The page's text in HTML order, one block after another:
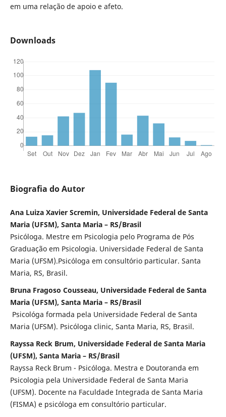
em uma relação de apoio e afeto.
Downloads
Biografia do Autor
Ana Luiza Xavier Scremin, Universidade Federal de Santa
Maria (UFSM), Santa Maria – RS/Brasil
Psicóloga. Mestre em Psicologia pelo Programa de Pós
Graduação em Psicologia. Universidade Federal de Santa
Maria (UFSM).Psicóloga em consultório particular. Santa
Maria, RS, Brasil.
Bruna Fragoso Cousseau, Universidade Federal de Santa
Maria (UFSM), Santa Maria – RS/Brasil
Psicológa formada pela Universidade Federal de Santa
Maria (UFSM). Psicóloga clinic, Santa Maria, RS, Brasil.
Rayssa Reck Brum, Universidade Federal de Santa Maria
(UFSM), Santa Maria – RS/Brasil
Rayssa Reck Brum - Psicóloga. Mestra e Doutoranda em
Psicologia pela Universidade Federal de Santa Maria
(UFSM). Docente na Faculdade Integrada de Santa Maria
(FISMA) e psicóloga em consultório particular.